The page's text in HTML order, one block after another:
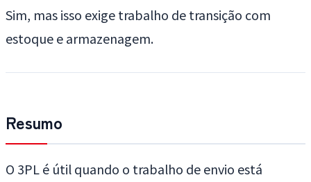
Sim, mas isso exige trabalho de transição com
estoque e armazenagem.
Resumo
O 3PL é útil quando o trabalho de envio está